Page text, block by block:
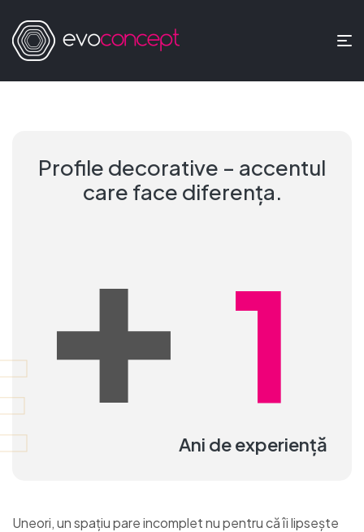
Profile decorative – accentul
care face diferența.
+ 1
Ani de experiență
Uneori, un spațiu pare incomplet nu pentru că îi lipsește